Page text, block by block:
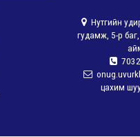
Нутгийн
гудамж, 5-р
цахим